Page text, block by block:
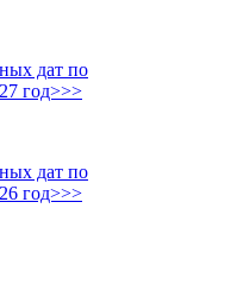
дат по
год>>>
дат по
год>>>